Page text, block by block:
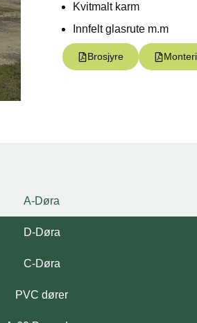
Kvitmalt karm
Innfelt glasrute m.m
Brosjyre
A-Døra
D-Døra
C-Døra
PVC dører